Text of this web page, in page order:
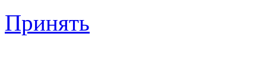
Принять